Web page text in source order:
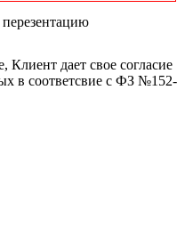
дает свое согласие
в соответсвие с ФЗ №152-